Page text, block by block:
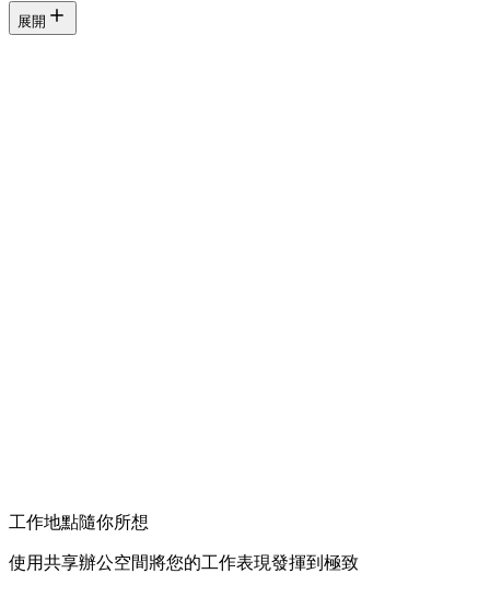
展開
工作地點隨你所想
使用共享辦公空間將您的工作表現發揮到極致